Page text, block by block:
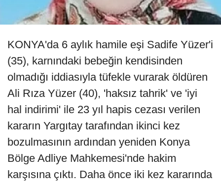
KONYA'da 6 aylık hamile eşi Sadife Yüzer'i
(35), karnındaki bebeğin kendisinden
olmadığı iddiasıyla tüfekle vurarak öldüren
Ali Rıza Yüzer (40), 'haksız tahrik' ve 'iyi
hal indirimi' ile 23 yıl hapis cezası verilen
kararın Yargıtay tarafından ikinci kez
bozulmasının ardından yeniden Konya
Bölge Adliye Mahkemesi'nde hakim
karşısına çıktı. Daha önce iki kez kararında